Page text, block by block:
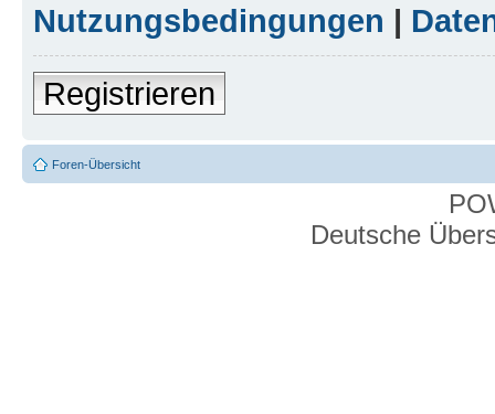
Nutzungsbedingungen |
Registrieren
Foren-Übersicht
Deutsche